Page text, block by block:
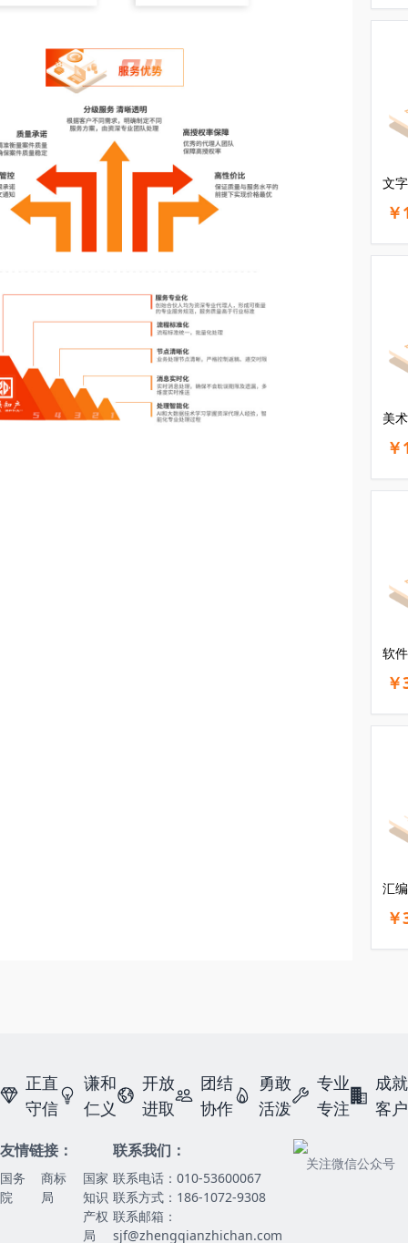
文
美
软
汇
正直
守信
谦和
仁义
开放
进取
团结
协作
勇敢
活泼
专业
专注
成就
客户
友情链接：
国务
院
商标
局
国家
知识
产权
局
联系我们：
联系电话：010-53600067
联系方式：186-1072-9308
联系邮箱：
sjf@zhengqianzhichan.com
关注微信公众号